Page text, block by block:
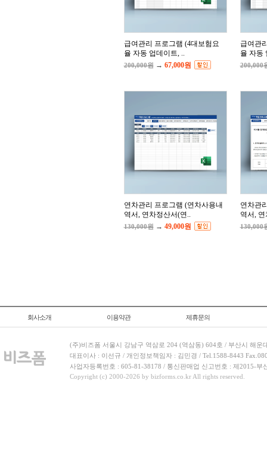
급여관리 프로그램 (4대보험요
율 자동 업데이트, ..
200,000원→ 67,000원
급여관
율 자동
200,000
연차관리 프로그램 (연차사용내
역서, 연차정산서(연..
130,000원→ 49,000원
연차관
역서,
130,000
회사소개 이용약관 제휴문의
(주)비즈폼 서울시 강남구 역삼로 204 (역삼동) 604호 / 부산시 해운
대표이사 : 이선규 / 개인정보책임자 : 김민경 / Tel.1588-8443
사업자등록번호 : 605-81-38178 / 통신판매업 신고번호 : 제2015-부
Copyright (c) 2000-2026 by bizforms.co.kr All rights reserved.